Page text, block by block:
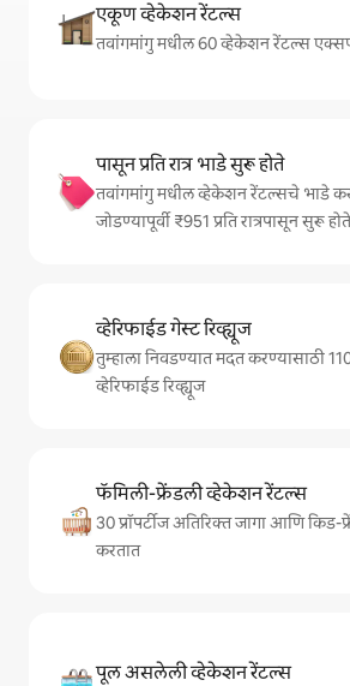
एकूण व्हेकेशन रेंटल्स
तवांगमांगु मधील 60 व्हेकेशन रेंटल्स
पासून प्रति रात्र भाडे सुरू होते
तवांगमांगु मधील व्हेकेशन रेंटल्सचे भाडे
जोडण्यापूर्वी ₹951 प्रति रात्रपासून सुरू होते
व्हेरिफाईड गेस्ट रिव्ह्यूज
तुम्हाला निवडण्यात मदत करण्यासाठी
व्हेरिफाईड रिव्ह्यूज
फॅमिली-फ्रेंडली व्हेकेशन रेंटल्स
30 प्रॉपर्टीज अतिरिक्त जागा आणि
करतात
पूल असलेली व्हेकेशन रेंटल्स